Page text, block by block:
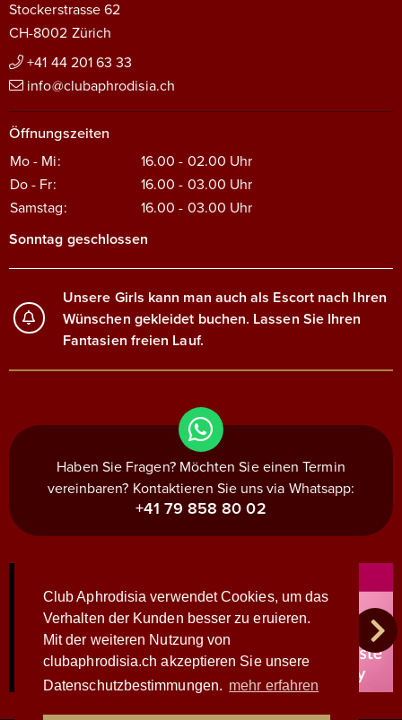
Club Aphrodisia verwendet Cookies, um das
Verhalten der Kunden besser zu eruieren.
Mit der weiteren Nutzung von
clubaphrodisia.ch akzeptieren Sie unsere
Datenschutzbestimmungen. mehr erfahren
Stockerstrasse 62
CH-8002 Zürich
+41 44 201 63 33
info@clubaphrodisia.ch
Öffnungszeiten
Mo - Mi:
16.00 - 02.00 Uhr
Do - Fr:
16.00 - 03.00 Uhr
Samstag:
16.00 - 03.00 Uhr
Sonntag geschlossen
Unsere Girls kann man auch als Escort nach Ihren
Wünschen gekleidet buchen. Lassen Sie Ihren
Fantasien freien Lauf.
Haben Sie Fragen? Möchten Sie einen Termin
vereinbaren? Kontaktieren Sie uns via Whatsapp:
+41 79 858 80 02